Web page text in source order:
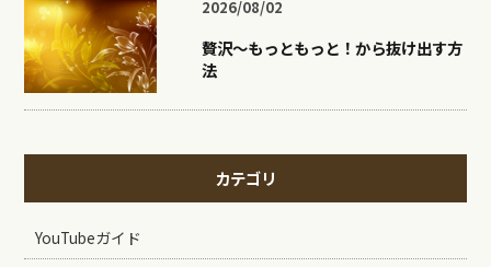
2026/08/02
贅沢〜もっともっと！から抜け出す方
法
カテゴリ
YouTubeガイド